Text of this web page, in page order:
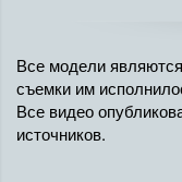
Все модели
съемки им
Все видео
источников.